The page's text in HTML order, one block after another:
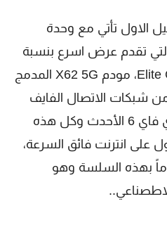
سناب دراجون 7 الجيل الاول تأتي مع وحدة
تقدم عرض اسرع بنسبة
20% مع مميزات Elite Gaming، مودم X62 5G المدمج
شبكات الاتصال الفايف
جي بالاضافة الى معيار واي فاي 6 الأحدث وكل هذه
على انترنت فائق السرعة،
بهذه السلسة وهو